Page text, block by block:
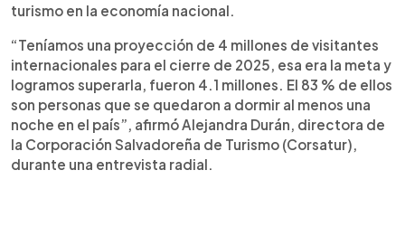
turismo en la economía nacional.
“Teníamos una proyección de 4 millones de visitantes
internacionales para el cierre de 2025, esa era la meta y
logramos superarla, fueron 4.1 millones. El 83 % de ellos
son personas que se quedaron a dormir al menos una
noche en el país”, afirmó Alejandra Durán, directora de
la Corporación Salvadoreña de Turismo (Corsatur),
durante una entrevista radial.